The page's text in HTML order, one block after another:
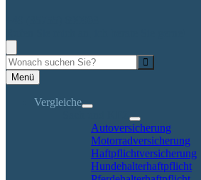
Menü
Vergleiche
Autoversicherung
Motorradversicherung
Haftpflichtversicherung
Hundehalterhaftpflicht